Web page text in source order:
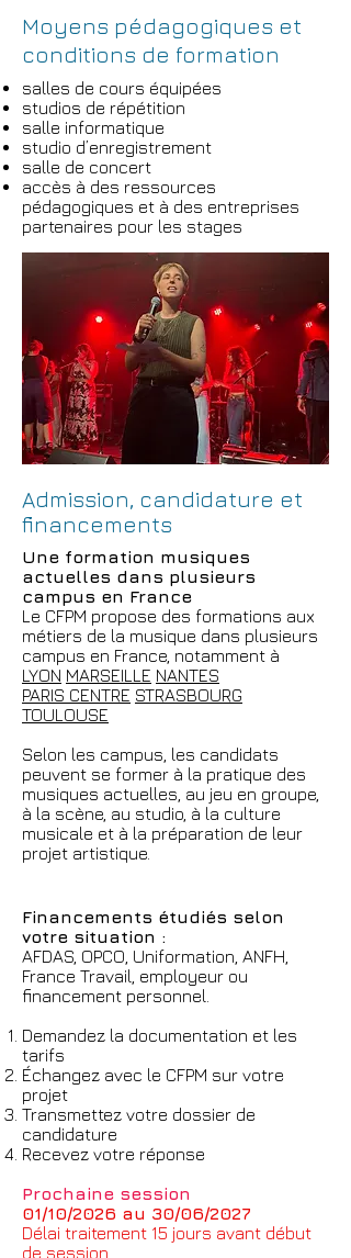
Moyens pédagogiques et
conditions de formation
salles de cours équipées
studios de répétition
salle informatique
studio d’enregistrement
salle de concert
accès à des ressources
pédagogiques et à des entreprises
partenaires pour les stages
Admission, candidature et
financements
Une formation musiques
actuelles dans plusieurs
campus en France
Le CFPM propose des formations aux
métiers de la musique dans plusieurs
campus en France, notamment à
LYON MARSEILLE NANTES
PARIS CENTRE STRASBOURG
TOULOUSE
Selon les campus, les candidats
peuvent se former à la pratique des
musiques actuelles, au jeu en groupe,
à la scène, au studio, à la culture
musicale et à la préparation de leur
projet artistique.
Financements étudiés selon
votre situation :
AFDAS, OPCO, Uniformation, ANFH,
France Travail, employeur ou
financement personnel.
Demandez la documentation et les
tarifs
Échangez avec le CFPM sur votre
projet
Transmettez votre dossier de
candidature
Recevez votre réponse
Prochaine session
01/10/2026 au 30/06/2027
Délai traitement 15 jours avant début
de session